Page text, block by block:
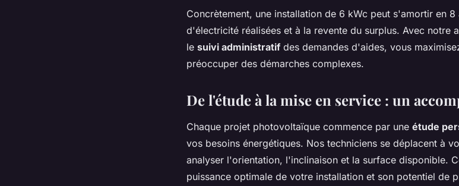
Concrètement, une installation de 6 kWc peut s'amortir en
d'électricité réalisées et à la revente du surplus. Avec notre
le suivi administratif des demandes d'aides, vous
préoccuper des démarches complexes.
De l'étude à la mise en service : un
Chaque projet photovoltaïque commence par une étude
vos besoins énergétiques. Nos techniciens se déplacent à
analyser l'orientation, l'inclinaison et la surface disponible.
puissance optimale de votre installation et son potentiel de